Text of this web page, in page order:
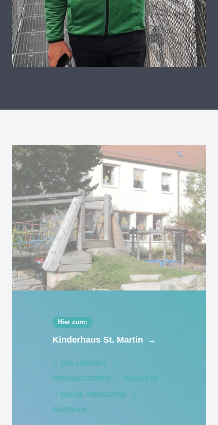
Hier zum:
Kinderhaus St. Martin →
DAS ANGEBOT
ÖFFNUNGSZEITEN NACHLESE
ONLINE ANMELDUNG
FACEBOOK